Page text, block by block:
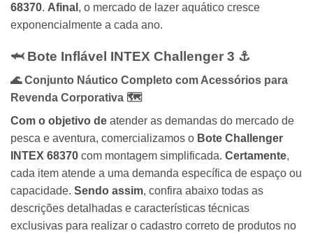
68370. Afinal , o mercado de lazer aquático cresce
exponencialmente a cada ano.
🦈 Bote Inflável INTEX Challenger 3 ⚓
🌊 Conjunto Náutico Completo com Acessórios para
Revenda Corporativa 🗺️
Com o objetivo de atender as demandas do mercado de
pesca e aventura, comercializamos o Bote Challenger
INTEX 68370 com montagem simplificada. Certamente,
cada item atende a uma demanda específica de espaço ou
capacidade. Sendo assim, confira abaixo todas as
descrições detalhadas e características técnicas
exclusivas para realizar o cadastro correto de produtos no